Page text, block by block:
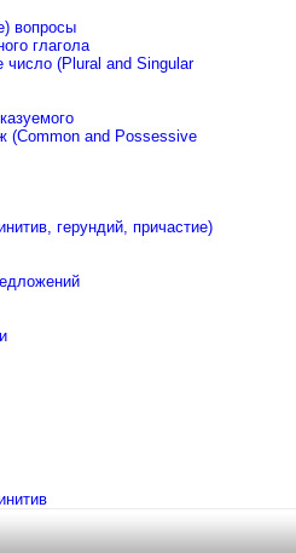
вопросы
глагола
число (Plural and Singular
(Common and Possessive
герундий, причастие)